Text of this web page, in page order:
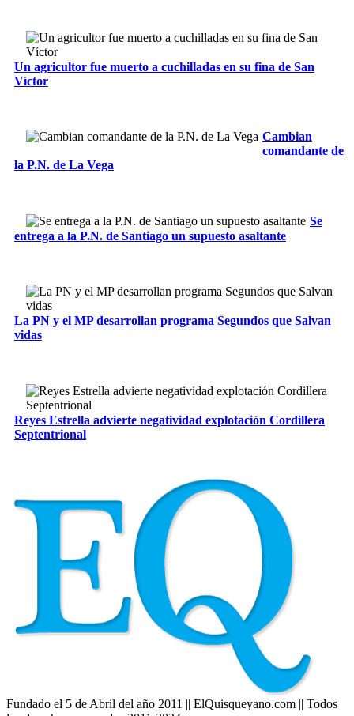
Un agricultor fue muerto a cuchilladas en su fina de San
Víctor
Cambian
comandante de
la P.N. de La Vega
Se
entrega a la P.N. de Santiago un supuesto asaltante
La PN y el MP desarrollan programa Segundos que Salvan
vidas
Reyes Estrella advierte negatividad explotación Cordillera
Septentrional
Fundado el 5 de Abril del año 2011 || ElQuisqueyano.com || Todos